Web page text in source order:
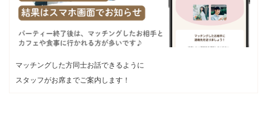
マッチングした方同士お話できるように
スタッフがお席までご案内します！